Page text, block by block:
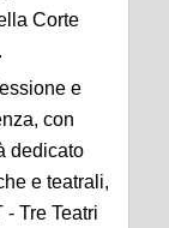
Corte
e
con
dedicato
e teatrali,
Tre Teatri